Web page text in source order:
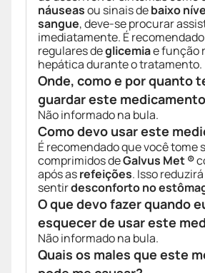
náuseasou sinais debaixo
sangue, deve-se procurar
imediatamente. É
regulares deglicemiae função
hepática durante o tratamento.
Onde, como e por quanto
guardar este
Não informado na bula.
Como devo usar este
É recomendado que você tome
comprimidos deGalvus Met ®
após asrefeições. Isso
sentirdesconforto no
O que devo fazer quando
esquecer de usar este
Não informado na bula.
Quais os males que este